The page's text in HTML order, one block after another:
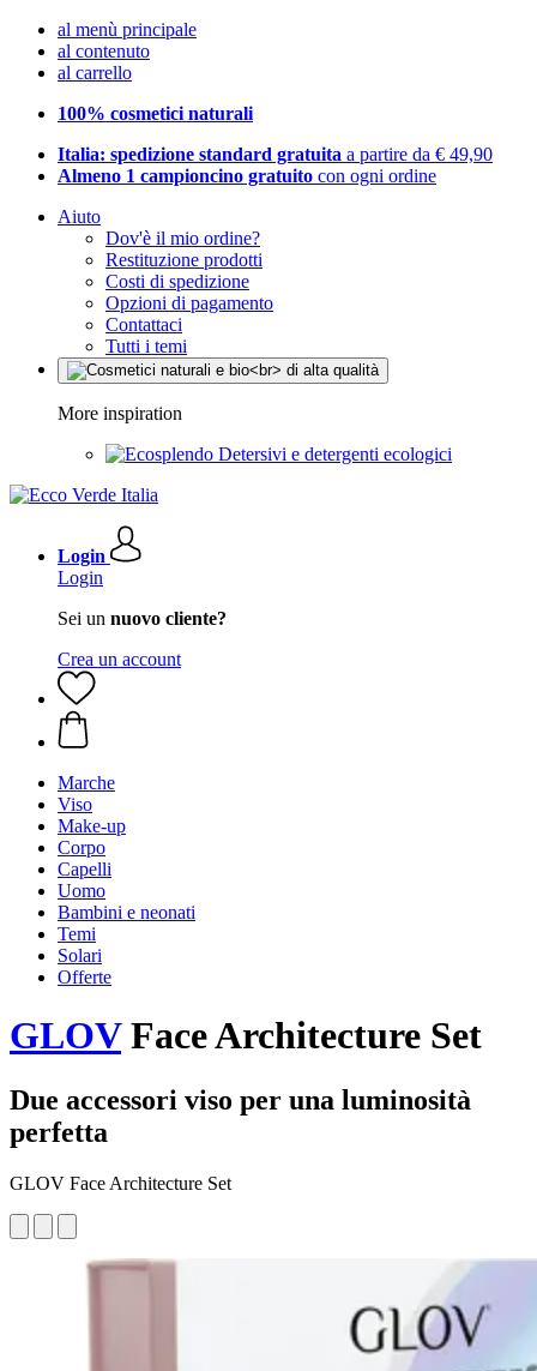
al menù principale
al contenuto
al carrello
100% cosmetici naturali
Italia: spedizione standard gratuita a partire da € 49,90
Almeno 1 campioncino gratuito con ogni ordine
Aiuto
Dov'è il mio ordine?
Restituzione prodotti
Costi di spedizione
Opzioni di pagamento
Contattaci
Tutti i temi
More inspiration
Detersivi e detergenti ecologici
Login
Login
Sei un nuovo cliente?
Crea un account
Marche
Viso
Make-up
Corpo
Capelli
Uomo
Bambini e neonati
Temi
Solari
Offerte
GLOVFace Architecture Set
Due accessori viso per una luminosità
perfetta
GLOV Face Architecture Set